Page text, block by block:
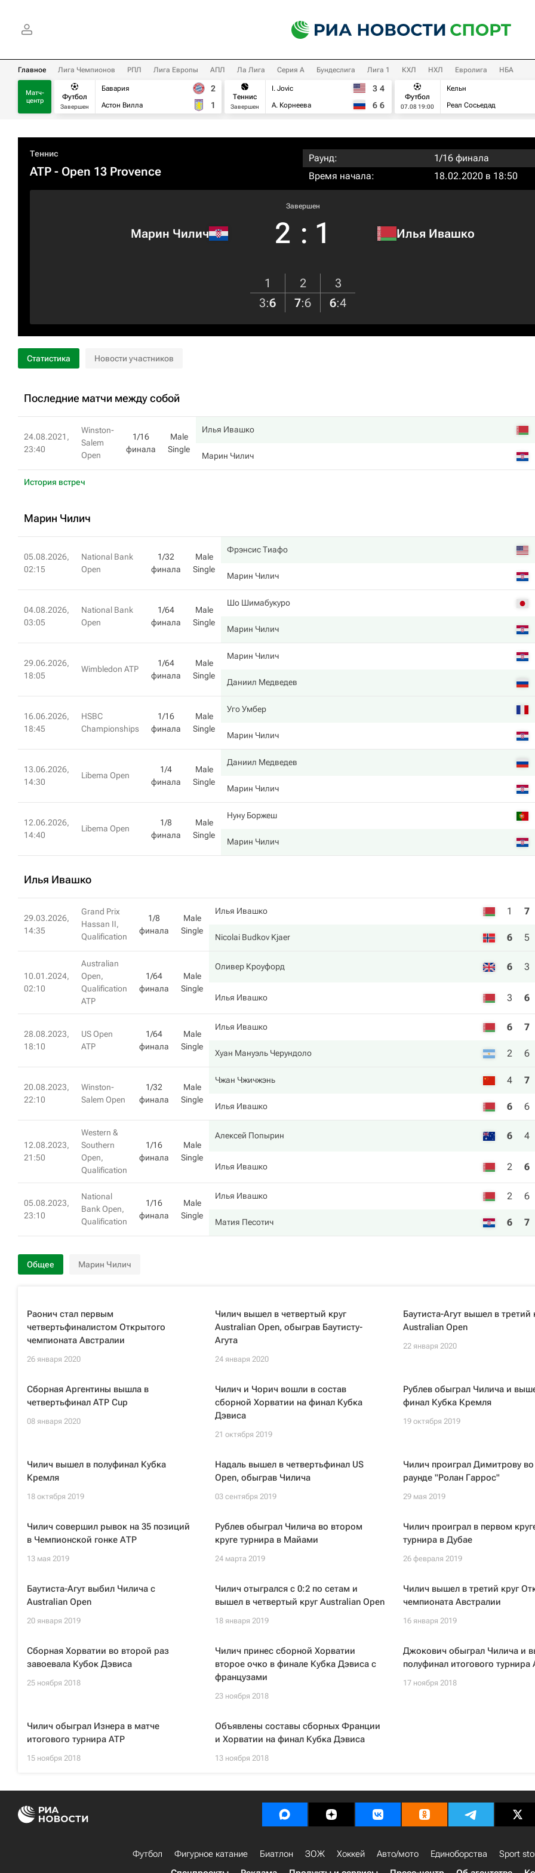
Главное Лига Чемпионов РПЛ Лига Европы АПЛ Ла Лига Серия А Бундеслига Лига 1 КХЛ НХЛ Евролига НБА
Матч-
центр
Футбол
Завершен
Бавария
Астон Вилла
2
1
Теннис
Завершен
I. Jovic
А. Корнеева
3 4
6 6
Футбол
07.08 19:00
Кельн
Реал Сосьедад
Теннис
ATP - Open 13 Provence
Раунд:
1/16 финала
Время начала:
18.02.2020 в 18:50
Марин Чилич
Завершен
2 : 1 Илья Ивашко
1 2
3
3:6 7:6 6:4
Статистика Новости участников
Последние матчи между собой
24.08.2021,
23:40
Winston-
Salem
Open
1/16
финала
Male
Single
Илья Ивашко
Марин Чилич
История встреч
Марин Чилич
05.08.2026,
02:15
National Bank
Open
1/32
финала
Male
Single
Фрэнсис Тиафо
Марин Чилич
04.08.2026,
03:05
National Bank
Open
1/64
финала
Male
Single
Шо Шимабукуро
Марин Чилич
29.06.2026,
18:05
Wimbledon ATP
1/64
финала
Male
Single
Марин Чилич
Даниил Медведев
16.06.2026,
18:45
HSBC
Championships
1/16
финала
Male
Single
Уго Умбер
Марин Чилич
13.06.2026,
14:30
Libema Open
1/4
финала
Male
Single
Даниил Медведев
Марин Чилич
12.06.2026,
14:40
Libema Open
1/8
финала
Male
Single
Нуну Боржеш
Марин Чилич
Илья Ивашко
29.03.2026,
14:35
Grand Prix
Hassan II,
Qualification
1/8
финала
Male
Single
Илья Ивашко 1 7
Nicolai Budkov Kjaer 6 5
10.01.2024,
02:10
Australian
Open,
Qualification
ATP
1/64
финала
Male
Single
Оливер Кроуфорд 6 3
Илья Ивашко 3 6
28.08.2023,
18:10
US Open
ATP
1/64
финала
Male
Single
Илья Ивашко 6 7
Хуан Мануэль Черундоло 2 6
20.08.2023,
22:10
Winston-
Salem Open
1/32
финала
Male
Single
Чжан Чжичжэнь 4 7
Илья Ивашко 6 6
12.08.2023,
21:50
Western &
Southern
Open,
Qualification
1/16
финала
Male
Single
Алексей Попырин 6 4
Илья Ивашко 2 6
05.08.2023,
23:10
National
Bank Open,
Qualification
1/16
финала
Male
Single
Илья Ивашко 2 6
Матия Песотич 6 7
Общее Марин Чилич
Раонич стал первым
четвертьфиналистом Открытого
чемпионата Австралии
26 января 2020
Чилич вышел в четвертый круг
Australian Open, обыграв Баутисту-
Агута
24 января 2020
Баутиста-Агут вышел в третий
Australian Open
22 января 2020
Сборная Аргентины вышла в
четвертьфинал ATP Cup
08 января 2020
Чилич и Чорич вошли в состав
сборной Хорватии на финал Кубка
Дэвиса
21 октября 2019
Рублев обыграл Чилича и
финал Кубка Кремля
19 октября 2019
Чилич вышел в полуфинал Кубка
Кремля
18 октября 2019
Надаль вышел в четвертьфинал US
Open, обыграв Чилича
03 сентября 2019
Чилич проиграл Димитрову
раунде "Ролан Гаррос"
29 мая 2019
Чилич совершил рывок на 35 позиций
в Чемпионской гонке АТР
13 мая 2019
Рублев обыграл Чилича во втором
круге турнира в Майами
24 марта 2019
Чилич проиграл в первом
турнира в Дубае
26 февраля 2019
Баутиста-Агут выбил Чилича с
Australian Open
20 января 2019
Чилич отыгрался с 0:2 по сетам и
вышел в четвертый круг Australian Open
18 января 2019
Чилич вышел в третий круг
чемпионата Австралии
16 января 2019
Сборная Хорватии во второй раз
завоевала Кубок Дэвиса
25 ноября 2018
Чилич принес сборной Хорватии
второе очко в финале Кубка Дэвиса с
французами
23 ноября 2018
Джокович обыграл Чилича и
полуфинал итогового турнира
17 ноября 2018
Чилич обыграл Изнера в матче
итогового турнира ATP
15 ноября 2018
Объявлены составы сборных Франции
и Хорватии на финал Кубка Дэвиса
13 ноября 2018
Футбол Фигурное катание Биатлон ЗОЖ Хоккей Авто/мото Единоборства Sport